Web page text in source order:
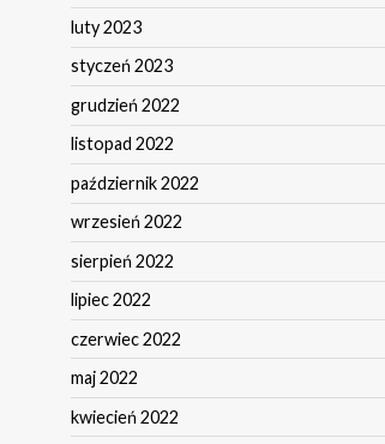
luty 2023
styczeń 2023
grudzień 2022
listopad 2022
październik 2022
wrzesień 2022
sierpień 2022
lipiec 2022
czerwiec 2022
maj 2022
kwiecień 2022